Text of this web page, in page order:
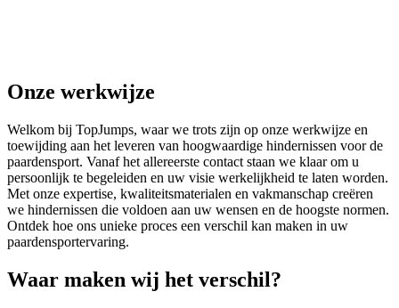
Onze werkwijze
Welkom bij TopJumps, waar we trots zijn op onze werkwijze en
toewijding aan het leveren van hoogwaardige hindernissen voor de
paardensport. Vanaf het allereerste contact staan we klaar om u
persoonlijk te begeleiden en uw visie werkelijkheid te laten worden.
Met onze expertise, kwaliteitsmaterialen en vakmanschap creëren
we hindernissen die voldoen aan uw wensen en de hoogste normen.
Ontdek hoe ons unieke proces een verschil kan maken in uw
paardensportervaring.
Waar maken wij het verschil?